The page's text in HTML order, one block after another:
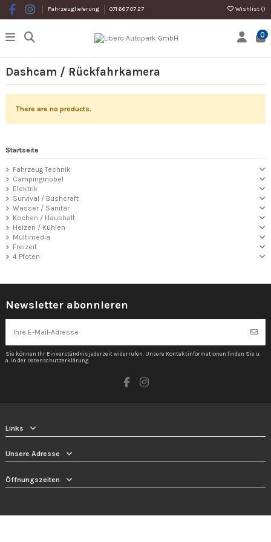
Fahrzeuglieferung 071 667 07 27 Wishlist ()
0
Dashcam / Rückfahrkamera
There are no products.
Startseite
Fahrzeug Technik
Campingmöbel
Elektrik
Survival / Bushcraft
Wasser / Sanitär
Kochen / Haushalt
Heizen / Kühlen
Multimedia
Freizeit
4 Pfoten
Newsletter abonnieren
Sie können Ihr Einverständnis jederzeit widerrufen. Unsere Kontaktinformationen finden Sie u.
a. in der Datenschutzerklärung.
Links
Unsere Adresse
Öffnungszeiten